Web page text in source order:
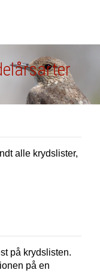
alle krydslister,
på krydslisten.
på en